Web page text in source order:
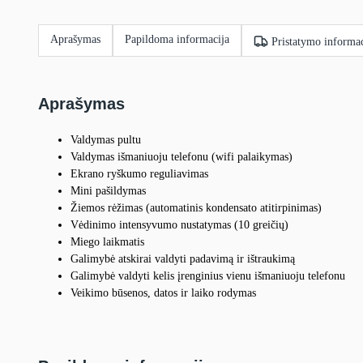
Aprašymas Papildoma informacija Pristatymo
Aprašymas
Valdymas pultu
Valdymas išmaniuoju telefonu (wifi palaikymas)
Ekrano ryškumo reguliavimas
Mini pašildymas
Žiemos rėžimas (automatinis kondensato atitirpinimas)
Vėdinimo intensyvumo nustatymas (10 greičių)
Miego laikmatis
Galimybė atskirai valdyti padavimą ir ištraukimą
Galimybė valdyti kelis įrenginius vienu išmaniuoju telefonu
Veikimo būsenos, datos ir laiko rodymas